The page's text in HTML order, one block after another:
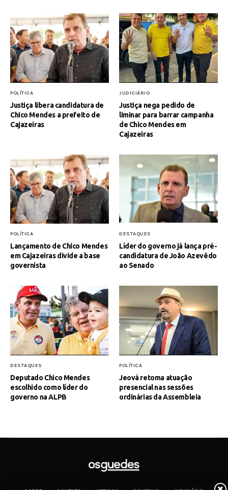
POLÍTICA
Justiça libera candidatura de
Chico Mendes a prefeito de
Cajazeiras
JUDICIÁRIO
Justiça nega pedido de
liminar para barrar campanha
de Chico Mendes em
Cajazeiras
POLÍTICA
Lançamento de Chico Mendes
em Cajazeiras divide a base
governista
DESTAQUES
Líder do governo já lança pré-
candidatura de João Azevêdo
ao Senado
DESTAQUES
Deputado Chico Mendes
escolhido como líder do
governo na ALPB
POLÍTICA
Jeová retoma atuação
presencial nas sessões
ordinárias da Assembleia